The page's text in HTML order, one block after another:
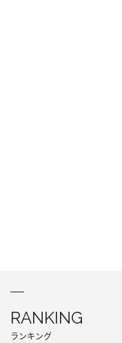
RANKING
ランキング